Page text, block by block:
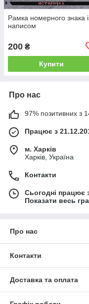
Рамка номерного знака
написом
200 ₴
Купити
Про нас
97% позитивних з
Працює з
м. Харків
Харків, Україна
Контакти
Сьогодні працює
Показати весь
Про нас
Контакти
Доставка та оплата